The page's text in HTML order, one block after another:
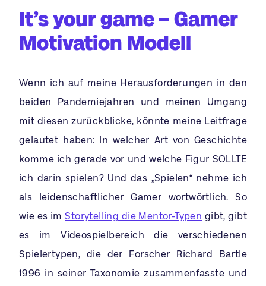
It’s your game – Gamer
Motivation Modell
Wenn ich auf meine Herausforderungen in den
beiden Pandemiejahren und meinen Umgang
mit diesen zurückblicke, könnte meine Leitfrage
gelautet haben: In welcher Art von Geschichte
komme ich gerade vor und welche Figur SOLLTE
ich darin spielen? Und das „Spielen“ nehme ich
als leidenschaftlicher Gamer wortwörtlich. So
wie es imStorytelling die Mentor-Typen gibt, gibt
es im Videospielbereich die verschiedenen
Spielertypen, die der Forscher Richard Bartle
1996 in seiner Taxonomie zusammenfasste und